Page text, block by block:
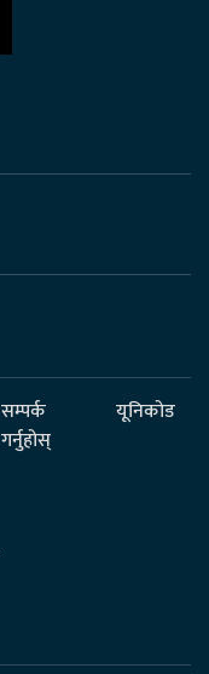
सम्पर्क
गर्नुहोस्
यूनिकोड